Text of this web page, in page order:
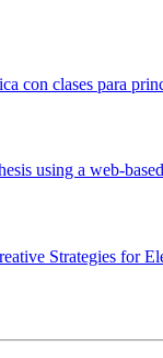
con clases para
using a web-
Strategies for